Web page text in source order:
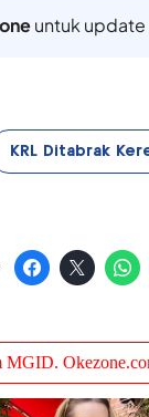
untuk update
KRL Ditabrak